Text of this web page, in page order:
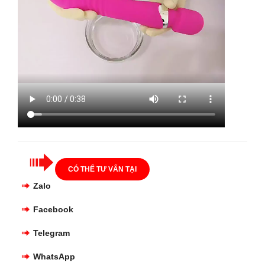
CÓ THỂ TƯ VẤN TẠI
Zalo
Facebook
Telegram
WhatsApp